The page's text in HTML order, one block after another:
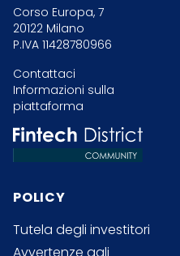
Corso Europa, 7
20122 Milano
P.IVA 11428780966
Contattaci
Informazioni sulla
piattaforma
POLICY
Tutela degli investitori